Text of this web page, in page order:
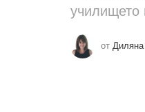
училището
от